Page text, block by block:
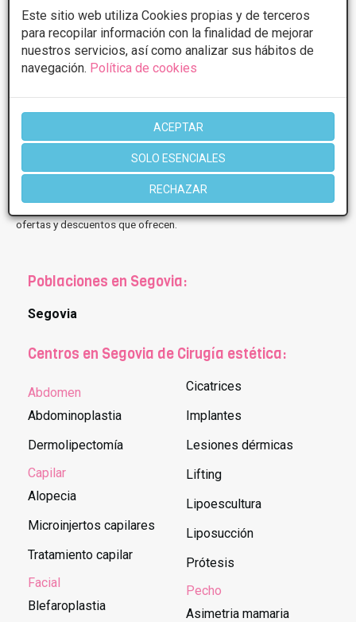
Este sitio web utiliza Cookies propias y de terceros
para recopilar información con la finalidad de mejorar
nuestros servicios, así como analizar sus hábitos de
navegación. Política de cookies
ACEPTAR
SOLO ESENCIALES
RECHAZAR
Sábado
11:00 - 15:00
Más información
1 de 1
* Información orientativa, el descuento puede variar en función del
tratamiento y centro elegidos. Consulte los centros para conocer las
ofertas y descuentos que ofrecen.
Poblaciones en Segovia:
Segovia
Centros en Segovia de Cirugía estética:
Abdomen
Abdominoplastia
Dermolipectomía
Capilar
Alopecia
Microinjertos capilares
Tratamiento capilar
Facial
Blefaroplastia
Cicatrices
Implantes
Lesiones dérmicas
Lifting
Lipoescultura
Liposucción
Prótesis
Pecho
Asimetria mamaria